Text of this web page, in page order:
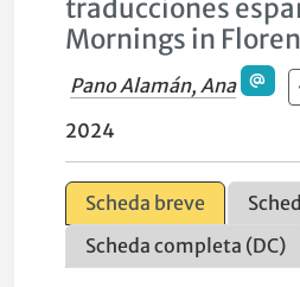
traducciones
Mornings in
Pano Alamán, Ana
2024
Scheda breve
Scheda completa (DC)